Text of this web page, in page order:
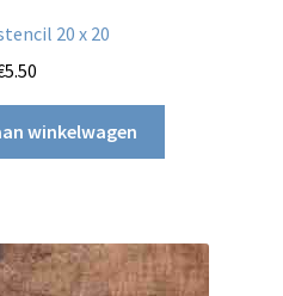
20 x 20
5.50
winkelwagen